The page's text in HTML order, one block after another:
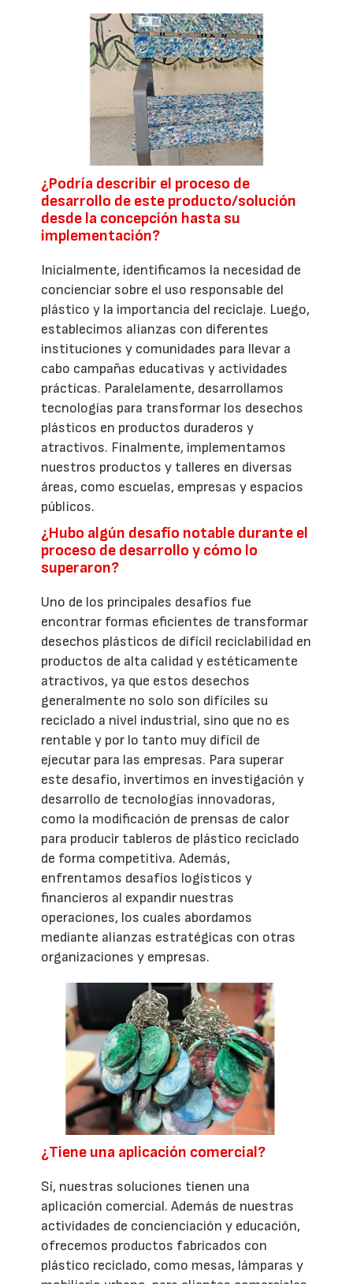
¿Podría describir el proceso de
desarrollo de este producto/solución
desde la concepción hasta su
implementación?
Inicialmente, identificamos la necesidad de
concienciar sobre el uso responsable del
plástico y la importancia del reciclaje. Luego,
establecimos alianzas con diferentes
instituciones y comunidades para llevar a
cabo campañas educativas y actividades
prácticas. Paralelamente, desarrollamos
tecnologías para transformar los desechos
plásticos en productos duraderos y
atractivos. Finalmente, implementamos
nuestros productos y talleres en diversas
áreas, como escuelas, empresas y espacios
públicos.
¿Hubo algún desafío notable durante el
proceso de desarrollo y cómo lo
superaron?
Uno de los principales desafíos fue
encontrar formas eficientes de transformar
desechos plásticos de difícil reciclabilidad en
productos de alta calidad y estéticamente
atractivos, ya que estos desechos
generalmente no solo son difíciles su
reciclado a nivel industrial, sino que no es
rentable y por lo tanto muy difícil de
ejecutar para las empresas. Para superar
este desafío, invertimos en investigación y
desarrollo de tecnologías innovadoras,
como la modificación de prensas de calor
para producir tableros de plástico reciclado
de forma competitiva. Además,
enfrentamos desafíos logísticos y
financieros al expandir nuestras
operaciones, los cuales abordamos
mediante alianzas estratégicas con otras
organizaciones y empresas.
¿Tiene una aplicación comercial?
Sí, nuestras soluciones tienen una
aplicación comercial. Además de nuestras
actividades de concienciación y educación,
ofrecemos productos fabricados con
plástico reciclado, como mesas, lámparas y